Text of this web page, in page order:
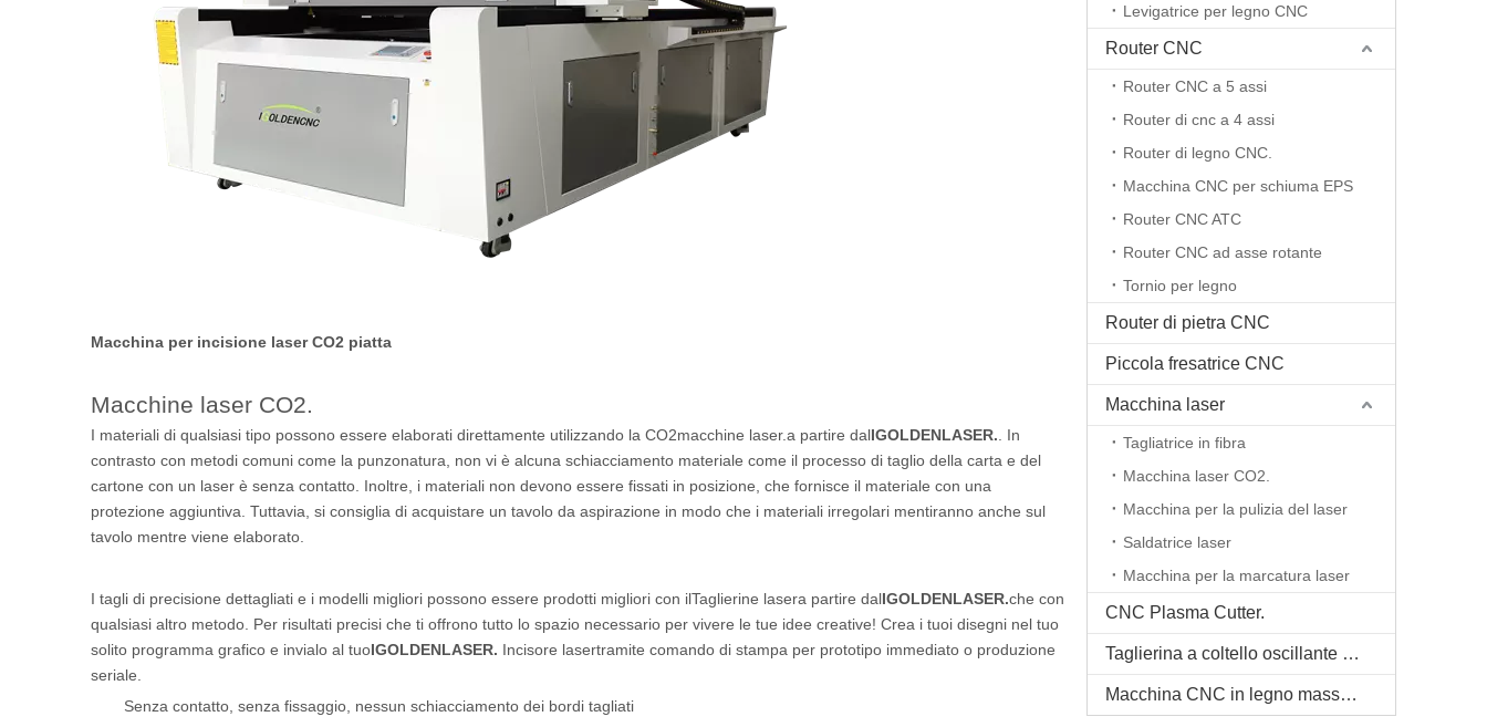
Macchina per incisione laser CO2 piatta
Macchine laser CO2.
I materiali di qualsiasi tipo possono essere elaborati direttamente utilizzando la CO2macchine laser.a partire dalIGOLDENLASER. . In
contrasto con metodi comuni come la punzonatura, non vi è alcuna schiacciamento materiale come il processo di taglio della carta e del
cartone con un laser è senza contatto. Inoltre, i materiali non devono essere fissati in posizione, che fornisce il materiale con una
protezione aggiuntiva. Tuttavia, si consiglia di acquistare un tavolo da aspirazione in modo che i materiali irregolari mentiranno anche sul
tavolo mentre viene elaborato.
I tagli di precisione dettagliati e i modelli migliori possono essere prodotti migliori con ilTaglierine lasera partire dalIGOLDENLASER.che con
qualsiasi altro metodo. Per risultati precisi che ti offrono tutto lo spazio necessario per vivere le tue idee creative! Crea i tuoi disegni nel tuo
solito programma grafico e invialo al tuoIGOLDENLASER. Incisore lasertramite comando di stampa per prototipo immediato o produzione
seriale.
Senza contatto, senza fissaggio, nessun schiacciamento dei bordi tagliati
Levigatrice per legno CNC
Router CNC
Router CNC a 5 assi
Router di cnc a 4 assi
Router di legno CNC.
Macchina CNC per schiuma EPS
Router CNC ATC
Router CNC ad asse rotante
Tornio per legno
Router di pietra CNC
Piccola fresatrice CNC
Macchina laser
Tagliatrice in fibra
Macchina laser CO2.
Macchina per la pulizia del laser
Saldatrice laser
Macchina per la marcatura laser
CNC Plasma Cutter.
Taglierina a coltello oscillante CNC
Macchina CNC in legno massello